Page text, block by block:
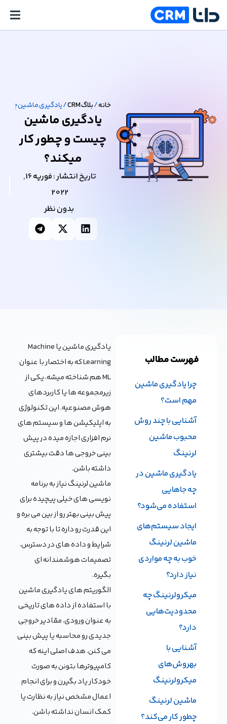
خانه/بلاگ CRM /یادگیری ماشین
یادگیری ماشین
چیست و چطور کار
میکند؟
تاریخ انتشار :
فوریه 16,
2022
بدون نظر
یادگیری ماشین یا Machine
Learning که به اختصار با عنوان
ML هم شناخته میشه، یکی از
زیرمجموعه ها یا کاربردهای
هوش مصنوعیه. این تکنولوژی
به اپلیکیشن‌ ها و سیستم های
نرم افزاری اجازه میده در پیش
بینی خروجی ها دقت بیشتری
داشته باشن.
ماشین لرنینگ نیاز به برنامه
نویسی های خیلی پیچیده برای
پیش بینی بهتر رو از بین می بره و
این قدرت رو داره تا با توجه به
شرایط و داده های در دسترس،
تصمیمات هوشمندانه ای
بگیره.
الگوریتم های یادگیری ماشین
با استفاده از داده های تاریخی
به عنوان ورودی، مقادیر خروجی
جدیدی رو محاسبه یا پیش بینی
می کنن. هدف اصلی اینه که
کامپیوترها بتونن به صورت
خودکار یاد بگیرن و برای انجام
اعمال مشخص نیاز به نظارت یا
کمک انسان نداشته باشن.
فهرست مطالب
چرا یادگیری ماشین
مهم است؟
آشنایی با چند روش
محبوب ماشین
لرنینگ
یادگیری ماشین در
چه جاهایی
استفاده می‌شود؟
ایجاد سیستم‌های
ماشین لرنینگ
خوب به چه مواردی
نیاز دارد؟
میکرولرنینگ چه
محدودیت‌هایی
دارد؟
آشنایی با
بهروش‌های
میکرولرنینگ
ماشین لرنینگ
چطور کار می‌کند؟